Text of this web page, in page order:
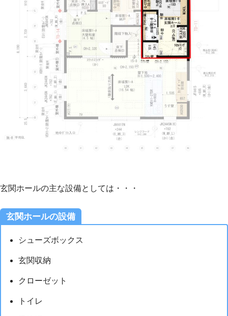
玄関ホールの主な設備としては・・・
玄関ホールの設備
シューズボックス
玄関収納
クローゼット
トイレ